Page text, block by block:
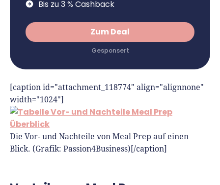
Bis zu 3 % Cashback
Zum Deal
[caption id="attachment_118774" align="alignnone"
width="1024"]
Die Vor- und Nachteile von Meal Prep auf einen
Blick. (Grafik: Passion4Business)[/caption]